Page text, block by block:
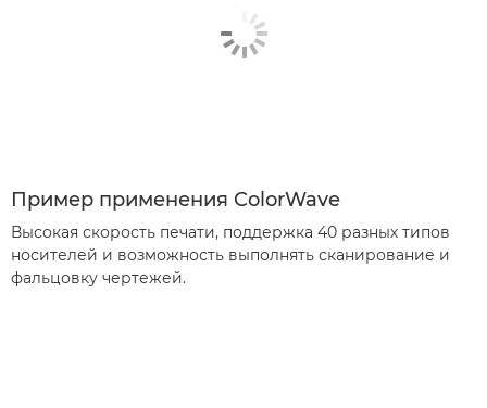
Пример применения ColorWave
Высокая скорость печати, поддержка 40 разных типов
носителей и возможность выполнять сканирование и
фальцовку чертежей.